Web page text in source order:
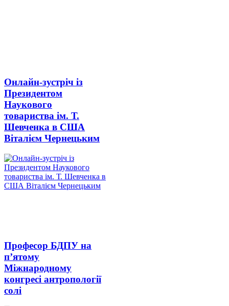
Онлайн-зустріч із
Президентом
Наукового
товариства ім. Т.
Шевченка в США
Віталієм Чернецьким
Професор БДПУ на
п’ятому
Міжнародному
конгресі антропології
солі